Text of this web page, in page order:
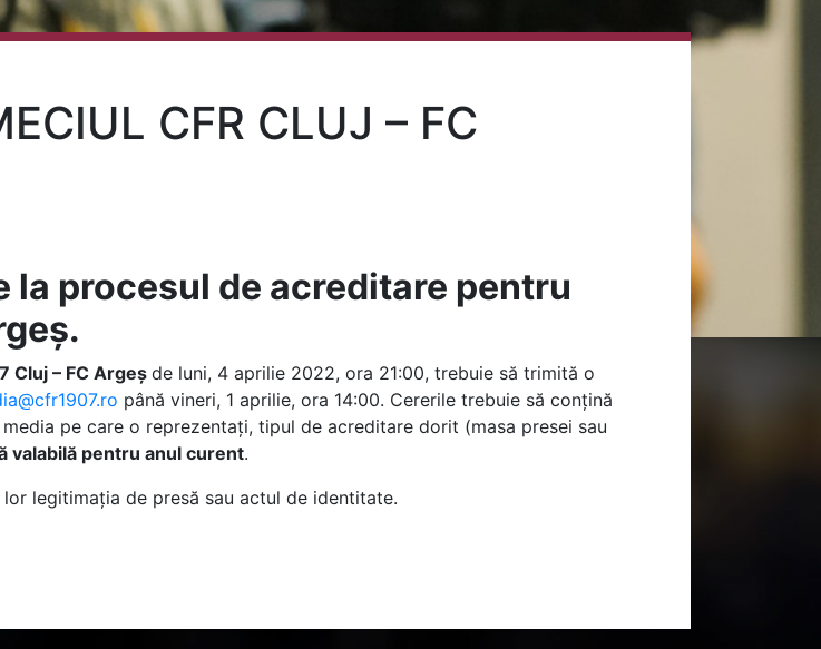
CFR CLUJ – FC
procesul de acreditare pentru
Cluj – FC Argeșde luni, 4 aprilie 2022, ora 21:00, trebuie să trimită o
până vineri, 1 aprilie, ora 14:00. Cererile trebuie să conțină
pe care o reprezentați, tipul de acreditare dorit (masa presei sau
valabilă pentru anul curent.
legitimația de presă sau actul de identitate.